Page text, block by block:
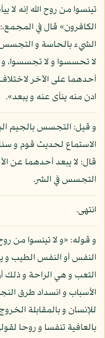
تيئسوا من روح الله إنه لا
الكافرون» قال في
الشيء بالحاسة و
لا تحسسوا و لا تجسسوا،
أحدهما على الآخر
ادن منه ينأى عنه و يبعد».
و قيل: التجسس بالجيم
الاستماع لحديث قوم و
قال: لا يبعد أحدهما عن
التجسس في الشر.
انتهى.
و قوله: «و لا تيئسوا من
النفس أو النفس الطيب و
التعب و هي الراحة و ذلك
الأسباب و انسداد طرق
للإنسان و بالمقابلة
بالعافية تنفسا و روحا